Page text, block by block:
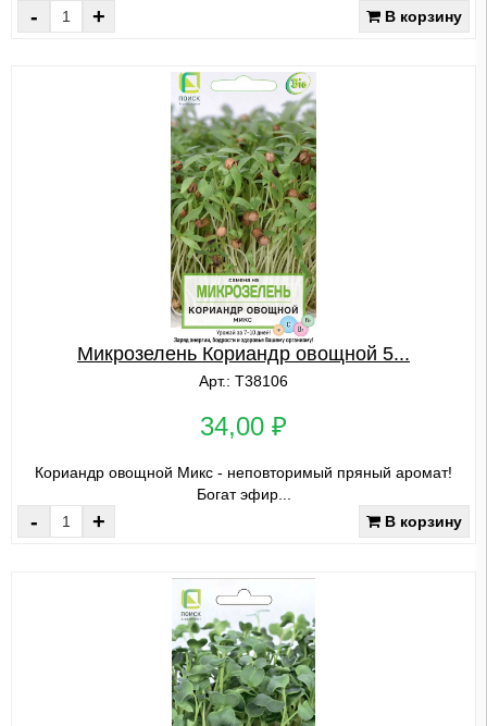
- + В корзину
Микрозелень Кориандр овощной 5...
Арт.: Т38106
34,00 ₽
Кориандр овощной Микс - неповторимый пряный аромат!
Богат эфир...
- + В корзину